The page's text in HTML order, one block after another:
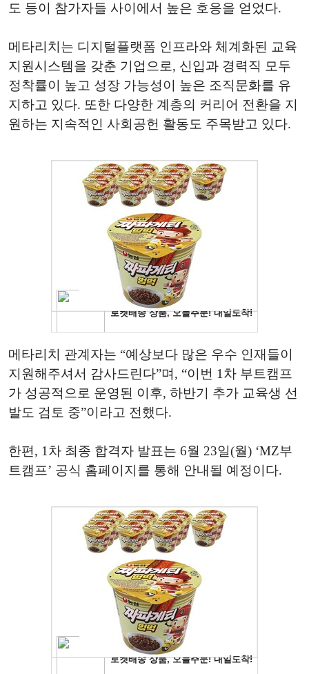
도 등이 참가자들 사이에서 높은 호응을 얻었다.
메타리치는 디지털플랫폼 인프라와 체계화된 교육
지원시스템을 갖춘 기업으로, 신입과 경력직 모두
정착률이 높고 성장 가능성이 높은 조직문화를 유
지하고 있다. 또한 다양한 계층의 커리어 전환을 지
원하는 지속적인 사회공헌 활동도 주목받고 있다.
메타리치 관계자는 “예상보다 많은 우수 인재들이
지원해주셔서 감사드린다”며, “이번 1차 부트캠프
가 성공적으로 운영된 이후, 하반기 추가 교육생 선
발도 검토 중”이라고 전했다.
한편, 1차 최종 합격자 발표는 6월 23일(월) ‘MZ부
트캠프’ 공식 홈페이지를 통해 안내될 예정이다.